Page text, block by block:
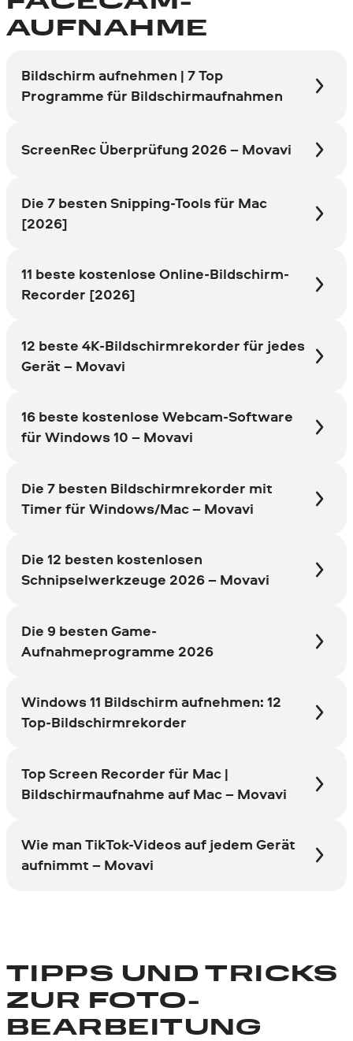
AUFNAHME
Bildschirm aufnehmen | 7 Top
Programme für Bildschirmaufnahmen
ScreenRec Überprüfung 2026 – Movavi
Die 7 besten Snipping-Tools für Mac
[2026]
11 beste kostenlose Online-Bildschirm-
Recorder [2026]
12 beste 4K-Bildschirmrekorder für jedes
Gerät – Movavi
16 beste kostenlose Webcam-Software
für Windows 10 – Movavi
Die 7 besten Bildschirmrekorder mit
Timer für Windows/Mac – Movavi
Die 12 besten kostenlosen
Schnipselwerkzeuge 2026 – Movavi
Die 9 besten Game-
Aufnahmeprogramme 2026
Windows 11 Bildschirm aufnehmen: 12
Top-Bildschirmrekorder
Top Screen Recorder für Mac |
Bildschirmaufnahme auf Mac – Movavi
Wie man TikTok-Videos auf jedem Gerät
aufnimmt – Movavi
TIPPS UND TRICKS
ZUR FOTO­
BEARBEI­TUNG